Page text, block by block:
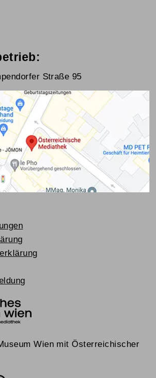
Straße 95
Wien mit Österreichischer